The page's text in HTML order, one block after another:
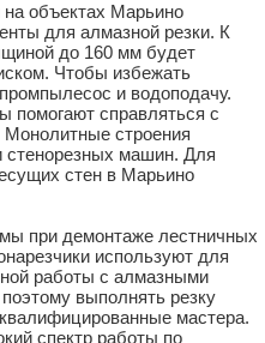
объектах Марьино
для алмазной резки. К
до 160 мм будет
Чтобы избежать
и водоподачу.
справляться с
строения
стенорезных машин. Для
стен в Марьино
при демонтаже лестничных
используют для
работы с алмазными
выполнять резку
мастера.
спектр работы по